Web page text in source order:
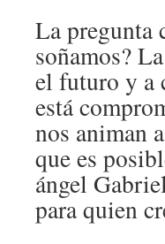
La pregunta
soñamos?
el futuro y a
está
nos animan
que es
ángel
para quien